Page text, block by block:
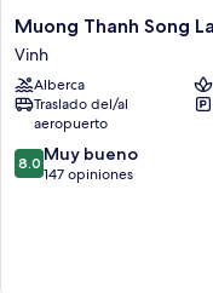
Muong
Thanh
Song
Lam
Hotel
Vinh
Muong Thanh Song
Vinh
Alberca
Traslado del/al
aeropuerto
8.0
de
8.0 Muy bueno
147 opiniones